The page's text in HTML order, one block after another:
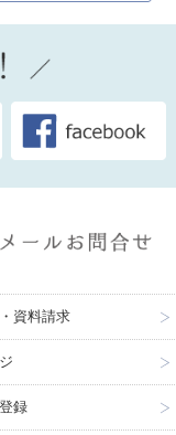
資料請求
録